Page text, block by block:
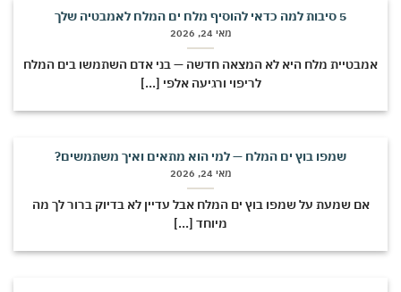
5 סיבות למה כדאי להוסיף מלח ים המלח לאמבטיה שלך
מאי 24, 2026
אמבטיית מלח היא לא המצאה חדשה — בני אדם השתמשו בים המלח
לריפוי ורגיעה אלפי [...]
שמפו בוץ ים המלח — למי הוא מתאים ואיך משתמשים?
מאי 24, 2026
אם שמעת על שמפו בוץ ים המלח אבל עדיין לא בדיוק ברור לך מה
מיוחד [...]